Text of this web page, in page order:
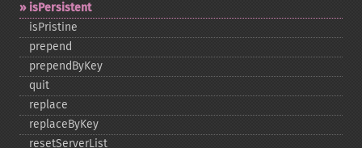
isPersistent
isPristine
prepend
prependByKey
quit
replace
replaceByKey
resetServerList